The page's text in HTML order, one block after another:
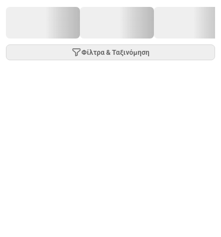
Φίλτρα & Ταξινόμηση